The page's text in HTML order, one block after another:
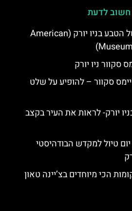
חשוב לדעת
מוזיאון ההיסטוריה של הטבע בניו יורק (American
סקוור ניו יורק
סקוור – להופיע על שלט
יורק- לראות את העיר בקצב
טיול למקדש הבודהיסטי
הכי מיוחדים בצ’יינה טאון